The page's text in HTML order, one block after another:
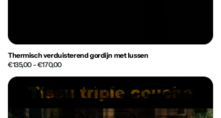
Thermisch verduisterend gordijn met lussen
€135,00 - €170,00